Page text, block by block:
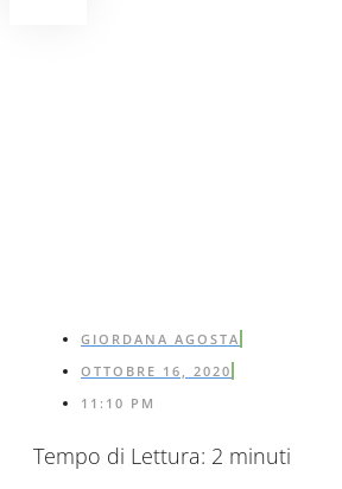
GIORDANA AGOSTA
OTTOBRE 16, 2020
11:10 PM
Tempo di Lettura: 2 minuti